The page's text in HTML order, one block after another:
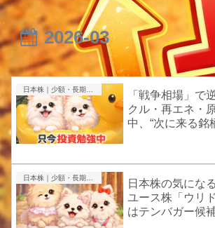
2026-03
日本株｜少額・長期投資
「戦争相場」で
クル・再エネ・
中、“次に来る銘
日本株の気にな
ユース株「ウリ
はテンバガー候